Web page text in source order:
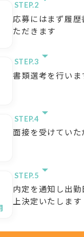
STEP.
応募にはまず履歴
ただきます
STEP.
書類選考を行いま
STEP.
面接を受けていた
STEP.
内定を通知し出勤
上決定いたします